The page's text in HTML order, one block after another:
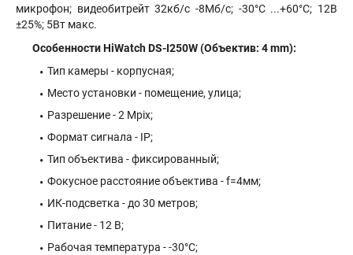
микрофон; видеобитрейт 32кб/с -8Мб/с; -30°C ...+60°C; 12В
±25%; 5Вт макс.
Особенности HiWatch DS-I250W (Объектив: 4 mm):
Тип камеры - корпусная;
Место установки - помещение, улица;
Разрешение - 2 Mpix;
Формат сигнала - IP;
Тип объектива - фиксированный;
Фокусное расстояние объектива - f=4мм;
ИК-подсветка - до 30 метров;
Питание - 12 В;
Рабочая температура - -30°С;